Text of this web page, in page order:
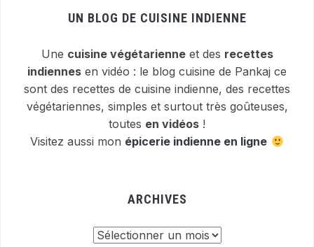
UN BLOG DE CUISINE INDIENNE
Une cuisine végétarienneet des recettes
indiennes en vidéo : le blog cuisine de Pankaj ce
sont des recettes de cuisine indienne, des recettes
végétariennes, simples et surtout très goûteuses,
toutes en vidéos !
Visitez aussi mon épicerie indienne en ligne
ARCHIVES